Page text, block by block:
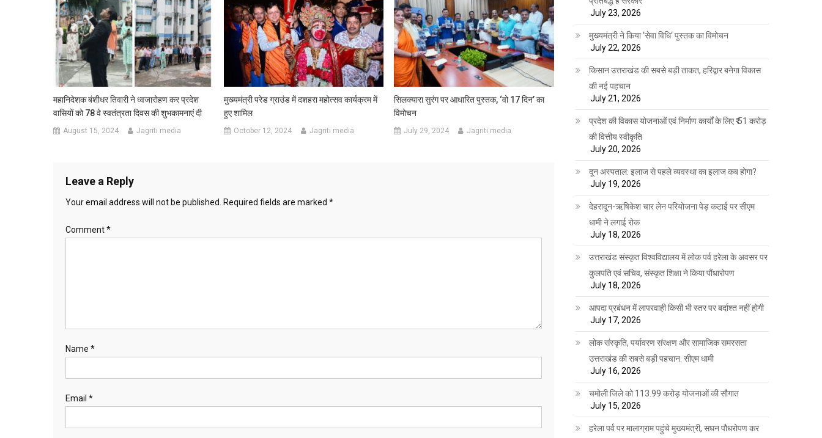
महानिदेशक बंशीधर तिवारी ने ध्वजारोहण कर प्रदेश
वासियों को 78 वे स्वतंत्रता दिवस की शुभकामनाएं दी
August 15, 2024 Jagriti media
मुख्यमंत्री परेड ग्राउंड में दशहरा महोत्सव कार्यक्रम में
हुए शामिल
October 12, 2024 Jagriti media
सिलक्यारा सुरंग पर आधारित पुस्तक, ‘वो 17 दिन’ का
विमोचन
July 29, 2024 Jagriti media
Leave a Reply
Your email address will not be published. Required fields are marked *
Comment*
Name *
Email *
July 23, 2026
मुख्यमंत्री ने किया ‘सेवा विधि‘ पुस्तक का विमोचन
July 22, 2026
किसान उत्तराखंड की सबसे बड़ी ताकत, हरिद्वार बनेगा विकास
की नई पहचान
July 21, 2026
प्रदेश की विकास योजनाओं एवं निर्माण कार्यों के लिए ₹ 51 करोड़
की वित्तीय स्वीकृति
July 20, 2026
दून अस्पताल: इलाज से पहले व्यवस्था का इलाज कब होगा?
July 19, 2026
देहरादून-ऋषिकेश चार लेन परियोजना पेड़ कटाई पर सीएम
धामी ने लगाई रोक
July 18, 2026
उत्तराखंड संस्कृत विश्वविद्यालय में लोक पर्व हरेला के अवसर पर
कुलपति एवं सचिव, संस्कृत शिक्षा ने किया पौंधारोपण
July 18, 2026
आपदा प्रबंधन में लापरवाही किसी भी स्तर पर बर्दाश्त नहीं होगी
July 17, 2026
लोक संस्कृति, पर्यावरण संरक्षण और सामाजिक समरसता
उत्तराखंड की सबसे बड़ी पहचान: सीएम धामी
July 16, 2026
चमोली जिले को 113.99 करोड़ योजनाओं की सौगात
July 15, 2026
हरेला पर्व पर मालाग्राम पहुंचे मुख्यमंत्री, सघन पौधरोपण कर